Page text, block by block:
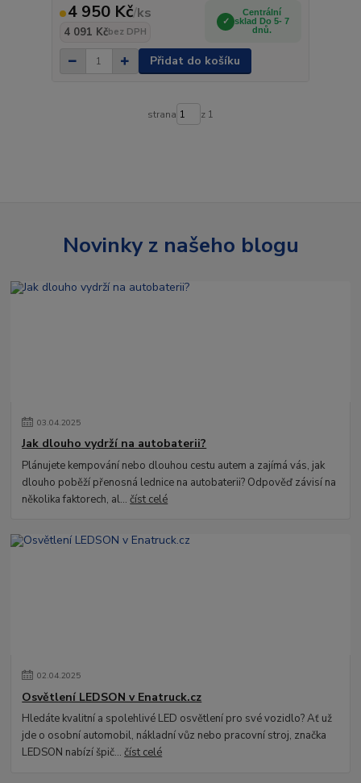
4 950 Kč/ks
4 091 Kčbez DPH
Centrální
sklad Do 5- 7
dnů.
Přidat do košíku
strana z 1
Novinky z našeho blogu
03.04.2025
Jak dlouho vydrží na autobaterii?
Plánujete kempování nebo dlouhou cestu autem a zajímá vás, jak
dlouho poběží přenosná lednice na autobaterii? Odpověď závisí na
několika faktorech, al...číst celé
02.04.2025
Osvětlení LEDSON v Enatruck.cz
Hledáte kvalitní a spolehlivé LED osvětlení pro své vozidlo? Ať už
jde o osobní automobil, nákladní vůz nebo pracovní stroj, značka
LEDSON nabízí špič...číst celé